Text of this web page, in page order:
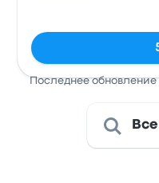
Последнее обновление